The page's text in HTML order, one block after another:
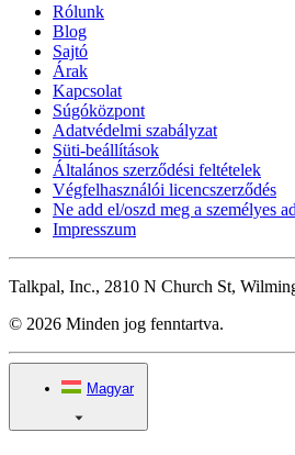
Rólunk
Blog
Sajtó
Árak
Kapcsolat
Súgóközpont
Adatvédelmi szabályzat
Süti-beállítások
Általános szerződési feltételek
Végfelhasználói licencszerződés
Ne add el/oszd meg a személyes
Impresszum
Talkpal, Inc., 2810 N Church St,
© 2026 Minden jog fenntartva.
Magyar